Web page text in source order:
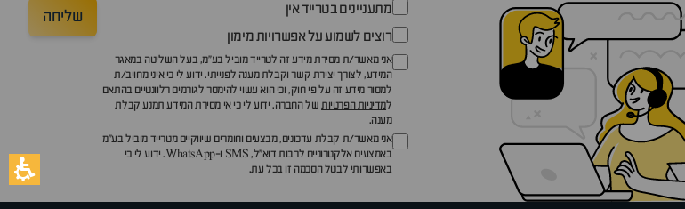
מתעניינים בטרייד אין
רוצים לשמוע על אפשרויות מימון
אני מאשר/ת מסירת מידע זה לטרייד מוביל בע"מ, בעל השליטה במאגר
המידע, לצורך יצירת קשר וקבלת מענה לפנייתי. ידוע לי כי איני מחויב/ת
למסור מידע זה על פי חוק, וכי הוא עשוי להימסר לגורמים רלוונטיים בהתאם
למדיניות הפרטיותשל החברה. ידוע לי כי אי מסירת המידע תמנע קבלת
מענה.
אני מאשר/ת קבלת עדכונים, מבצעים וחומרים שיווקיים מטרייד מוביל בע"מ
באמצעים אלקטרוניים לרבות דוא״ל, SMS ו-WhatsApp. ידוע לי כי
באפשרותי לבטל הסכמה זו בכל עת.
שליחה